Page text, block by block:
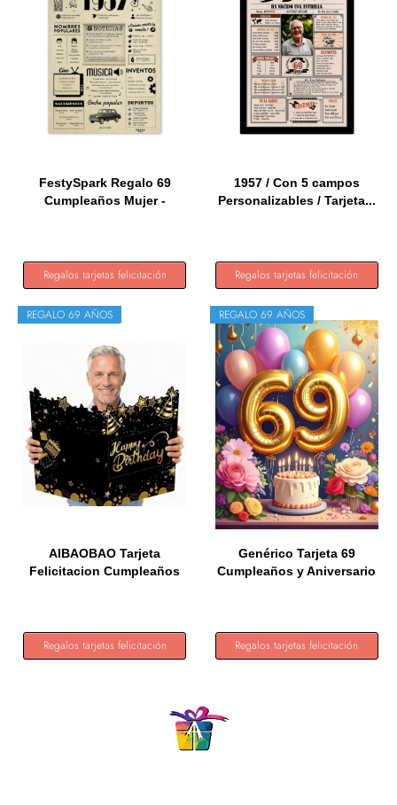
FestySpark Regalo 69
Cumpleaños Mujer -
Regalos tarjetas felicitación
1957 / Con 5 campos
Personalizables / Tarjeta...
Regalos tarjetas felicitación
REGALO 69 AÑOS
AIBAOBAO Tarjeta
Felicitacion Cumpleaños
Regalos tarjetas felicitación
REGALO 69 AÑOS
Genérico Tarjeta 69
Cumpleaños y Aniversario
Regalos tarjetas felicitación